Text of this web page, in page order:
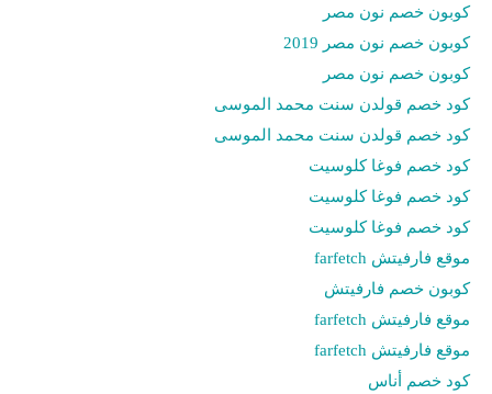
كوبون خصم نون مصر
كوبون خصم نون مصر 2019
كوبون خصم نون مصر
كود خصم قولدن سنت محمد الموسى
كود خصم قولدن سنت محمد الموسى
كود خصم فوغا كلوسيت
كود خصم فوغا كلوسيت
كود خصم فوغا كلوسيت
موقع فارفيتش farfetch
كوبون خصم فارفيتش
موقع فارفيتش farfetch
موقع فارفيتش farfetch
كود خصم أناس